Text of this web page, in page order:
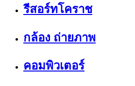
รีสอร์ทโคราช
กล้อง ถ่ายภาพ
คอมพิวเตอร์